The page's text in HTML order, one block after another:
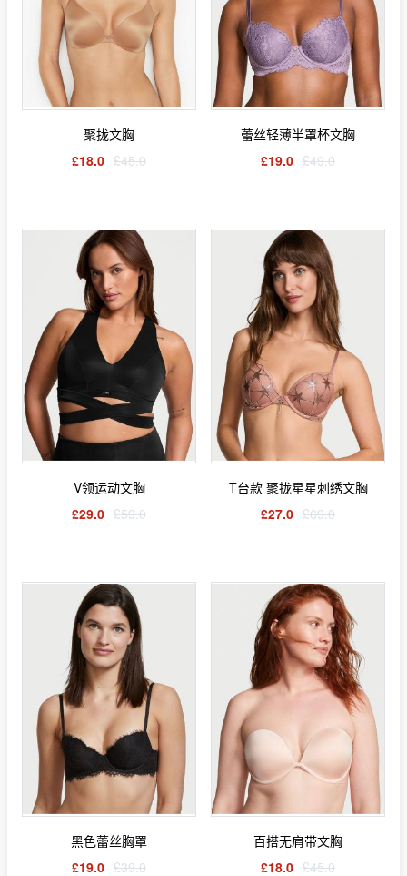
聚拢文胸
£18.0 £45.0
蕾丝轻薄半罩杯文胸
£19.0 £49.0
V领运动文胸
£29.0 £59.0
T台款 聚拢星星刺绣文胸
£27.0 £69.0
黑色蕾丝胸罩
£19.0 £39.0
百搭无肩带文胸
£18.0 £45.0